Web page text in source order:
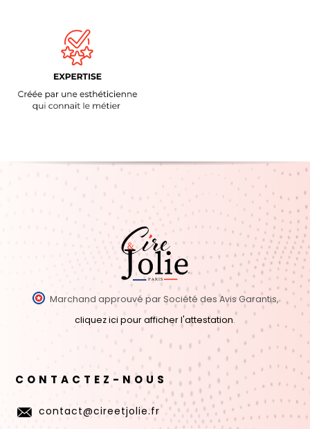
Marchand approuvé par Société des Avis Garantis,
cliquez ici pour afficher l'attestation.
CONTACTEZ-NOUS
contact@cireetjolie.fr